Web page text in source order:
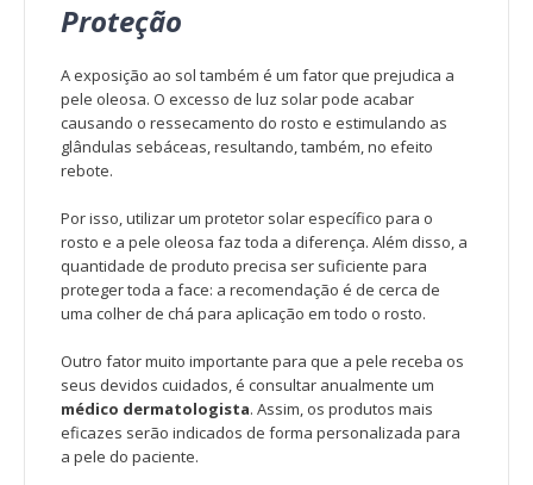
Proteção
A exposição ao sol também é um fator que prejudica a
pele oleosa. O excesso de luz solar pode acabar
causando o ressecamento do rosto e estimulando as
glândulas sebáceas, resultando, também, no efeito
rebote.
Por isso, utilizar um protetor solar específico para o
rosto e a pele oleosa faz toda a diferença. Além disso, a
quantidade de produto precisa ser suficiente para
proteger toda a face: a recomendação é de cerca de
uma colher de chá para aplicação em todo o rosto.
Outro fator muito importante para que a pele receba os
seus devidos cuidados, é consultar anualmente um
médico dermatologista. Assim, os produtos mais
eficazes serão indicados de forma personalizada para
a pele do paciente.